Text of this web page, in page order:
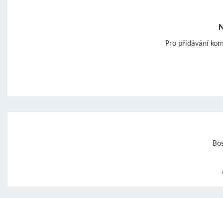
Pro přidávání